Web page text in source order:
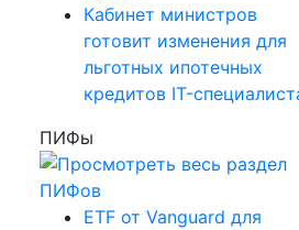
Кабинет министров
готовит изменения для
льготных ипотечных
кредитов IT-
ПИФы
ETF от Vanguard для